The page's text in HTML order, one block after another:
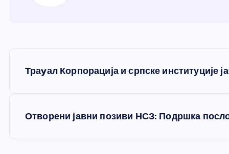
Траyал Корпорација и српске институције
Отворени јавни позиви НСЗ: Подршка